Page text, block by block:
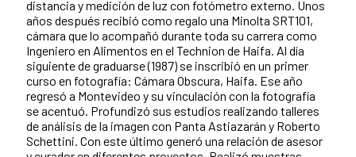
distancia y medición de luz con fotómetro externo. Unos
años después recibió como regalo una Minolta SRT101,
cámara que lo acompañó durante toda su carrera como
Ingeniero en Alimentos en el Technion de Haifa. Al día
siguiente de graduarse (1987) se inscribió en un primer
curso en fotografía: Cámara Obscura, Haifa. Ese año
regresó a Montevideo y su vinculación con la fotografía
se acentuó. Profundizó sus estudios realizando talleres
de análisis de la imagen con Panta Astiazarán y Roberto
Schettini. Con este último generó una relación de asesor